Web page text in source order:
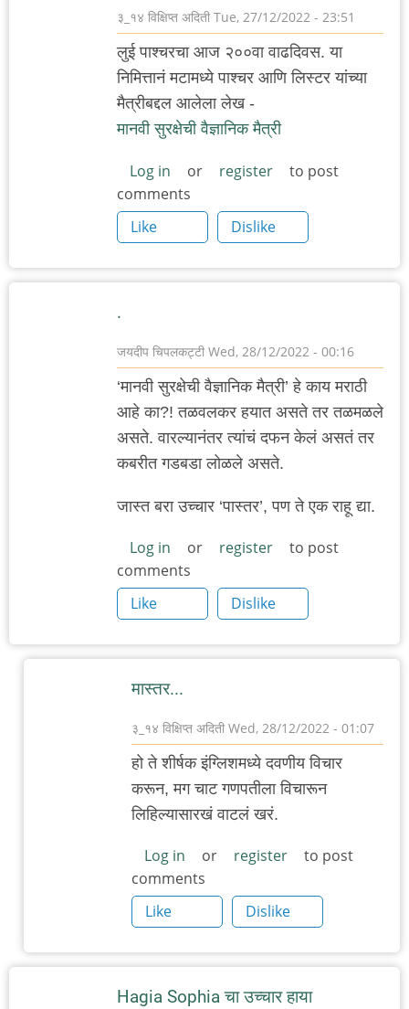
३_१४ विक्षिप्त अदिती Tue, 27/12/2022 - 23:51
लुई पाश्चरचा आज २००वा वाढदिवस. या
निमित्तानं मटामध्ये पाश्चर आणि लिस्टर यांच्या
मैत्रीबद्दल आलेला लेख -
मानवी सुरक्षेची वैज्ञानिक मैत्री
Log in or register
to post
comments
Like
Dislike
.
जयदीप चिपलकट्टी Wed, 28/12/2022 - 00:16
‘मानवी सुरक्षेची वैज्ञानिक मैत्री’ हे काय मराठी
आहे का?! तळवलकर हयात असते तर तळमळले
असते. वारल्यानंतर त्यांचं दफन केलं असतं तर
कबरीत गडबडा लोळले असते.
जास्त बरा उच्चार ‘पास्तर’, पण ते एक राहू द्या.
Log in or register
to post
comments
Like
Dislike
मास्तर...
३_१४ विक्षिप्त अदिती Wed, 28/12/2022 - 01:07
In
reply
to
by
जयदीप
चिपलकट्टी
हो ते शीर्षक इंग्लिशमध्ये दवणीय विचार
करून, मग चाट गणपतीला विचारून
लिहिल्यासारखं वाटलं खरं.
Log in or register
to post
comments
Like
Dislike
Hagia Sophia चा उच्चार हाया